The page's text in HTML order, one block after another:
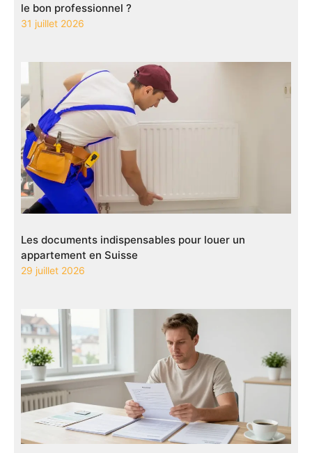
le bon professionnel ?
31 juillet 2026
Les documents indispensables pour louer un
appartement en Suisse
29 juillet 2026